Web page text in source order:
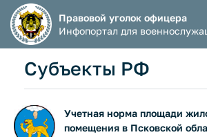
Правовой уголок офицера
Инфопортал для
Субъекты РФ
Учетная норма площади
помещения в Псковской